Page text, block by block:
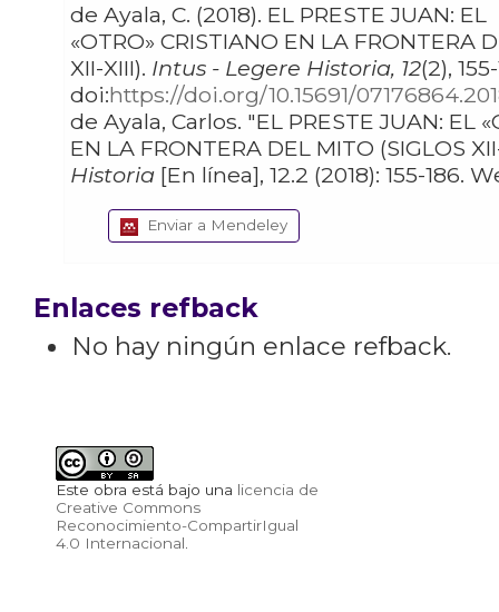
de Ayala, C. (2018). EL PRESTE JUAN: EL
«OTRO» CRISTIANO EN LA FRONTERA
XII-XIII). Intus - Legere Historia, 12(2),
doi:https://doi.org/10.15691/
de Ayala, Carlos. "EL PRESTE JUAN: EL «OTRO» CRISTIANO
EN LA FRONTERA DEL MITO (SIGLOS
Historia [En línea], 12.2 (2018): 155-186.
Enviar a Mendeley
Enlaces refback
No hay ningún enlace refback.
Este obra está bajo una licencia de
Creative Commons
Reconocimiento-CompartirIgual
4.0 Internacional